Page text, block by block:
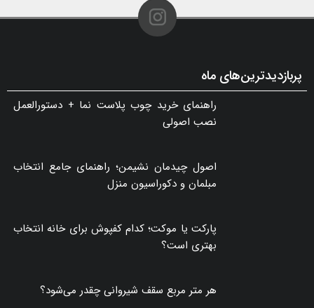
پربازدیدترین‌های ماه
راهنمای خرید چوب پلاست نما + دستورالعمل
نصب اصولی
اصول چیدمان نشیمن؛ راهنمای جامع انتخاب
مبلمان و دکوراسیون منزل
پارکت یا موکت؛ کدام کفپوش برای خانه انتخاب
بهتری است؟
هر متر مربع سقف شیروانی چقدر می‌شود؟